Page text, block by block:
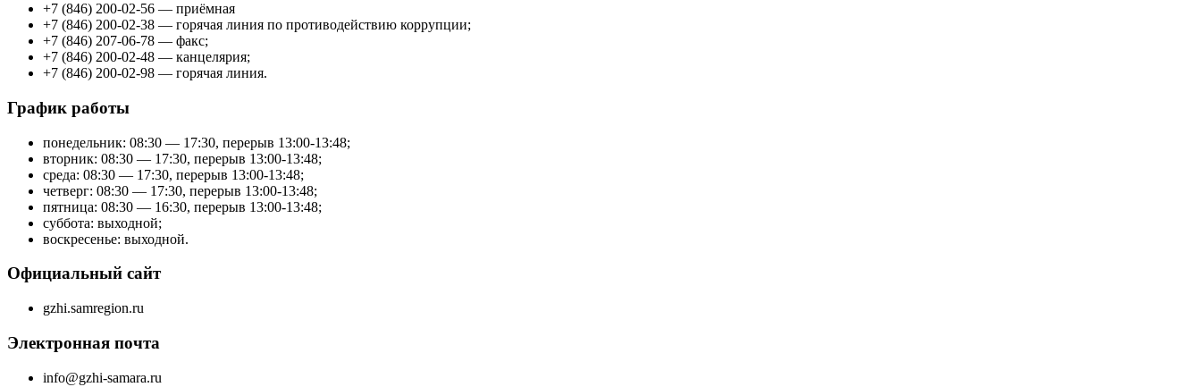
+7 (846) 200-02-56 — приёмная
+7 (846) 200-02-38 — горячая линия по противодействию коррупции;
+7 (846) 207-06-78 — факс;
+7 (846) 200-02-48 — канцелярия;
+7 (846) 200-02-98 — горячая линия.
График работы
понедельник: 08:30 — 17:30, перерыв 13:00-13:48;
вторник: 08:30 — 17:30, перерыв 13:00-13:48;
среда: 08:30 — 17:30, перерыв 13:00-13:48;
четверг: 08:30 — 17:30, перерыв 13:00-13:48;
пятница: 08:30 — 16:30, перерыв 13:00-13:48;
суббота: выходной;
воскресенье: выходной.
Официальный сайт
gzhi.samregion.ru
Электронная почта
info@gzhi-samara.ru